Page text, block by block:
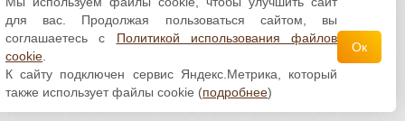
МЦИТО|Школьные олимпиады и онлайн конкурсы для детей
Политика использования файлов cookie| Политика обработки и
защиты персональных данных
Все материалы доступны полицензии Creative
Commons С указанием авторства 4.0 Всемирная
для вас. Продолжая пользоваться сайтом, вы
соглашаетесь с Политикой использования файлов
cookie
К сайту подключен сервис Яндекс.Метрика, который
также использует файлы cookie (подробнее)
Ок